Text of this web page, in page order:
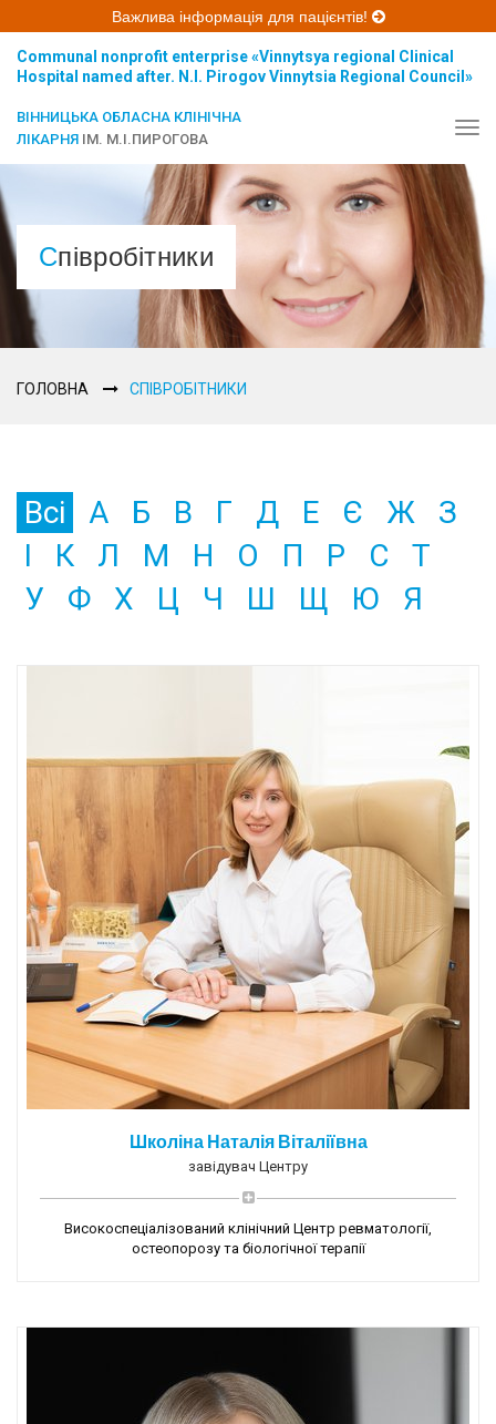
Важлива інформація для пацієнтів!
Communal nonprofit enterprise «Vinnytsya regional Clinical
Hospital named after. N.I. Pirogov Vinnytsia Regional Council»
ВІННИЦЬКА ОБЛАСНА КЛІНІЧНА
ЛІКАРНЯ ІМ. М.І.ПИРОГОВА
Співробітники
ГОЛОВНА СПІВРОБІТНИКИ
Всі А Б В Г Д Е Є Ж
З
І
К Л М Н О П Р С
Т
У
Ф Х Ц Ч Ш Щ Ю Я
Школіна Наталія Віталіївна
завідувач Центру
Високоспеціалізований клінічний Центр ревматології,
остеопорозу та біологічної терапії